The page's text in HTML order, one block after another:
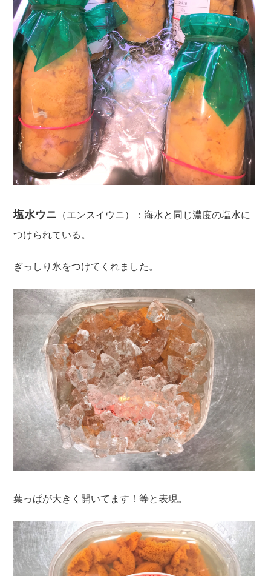
塩水ウニ （エンスイウニ）：海水と同じ濃度の塩水に
つけられている。
ぎっしり氷をつけてくれました。
葉っぱが大きく開いてます！等と表現。